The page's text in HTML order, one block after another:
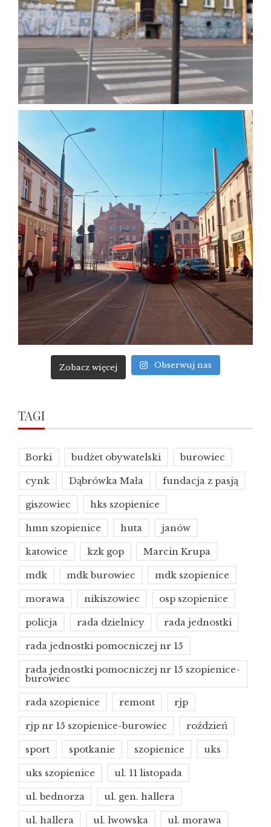
Zobacz więcej Obserwuj nas
TAGI
Borki budżet obywatelski burowiec
cynk Dąbrówka Mała fundacja z pasją
giszowiec hks szopienice
hmn szopienice huta janów
katowice kzk gop Marcin Krupa
mdk mdk burowiec mdk szopienice
morawa nikiszowiec osp szopienice
policja rada dzielnicy rada jednostki
rada jednostki pomocniczej nr 15
rada jednostki pomocniczej nr 15 szopienice-
burowiec
rada szopienice remont rjp
rjp nr 15 szopienice-burowiec roździeń
sport spotkanie szopienice uks
uks szopienice ul. 11 listopada
ul. bednorza ul. gen. hallera
ul. hallera ul. lwowska ul. morawa